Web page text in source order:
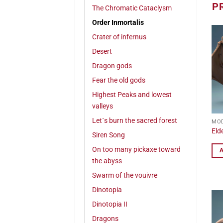
The Chromatic Cataclysm
Order Inmortalis
Crater of infernus
Desert
Dragon gods
Fear the old gods
Highest Peaks and lowest
valleys
Let´s burn the sacred forest
Siren Song
On too many pickaxe toward
the abyss
Swarm of the vouivre
Dinotopia
Dinotopia II
Dragons